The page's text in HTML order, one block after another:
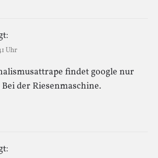
Uhr
findet google nur
der Riesenmaschine.